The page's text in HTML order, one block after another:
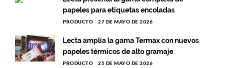
papeles para etiquetas encoladas
PRODUCTO 27 DE MAYO DE 2026
Lecta amplía la gama Termax con nuevos
papeles térmicos de alto gramaje
PRODUCTO 25 DE MAYO DE 2026